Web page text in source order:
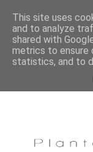
This site uses
and to analyze
shared with
metrics to ensure
statistics, and to